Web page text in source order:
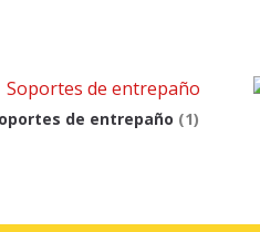
de entrepaño (1)